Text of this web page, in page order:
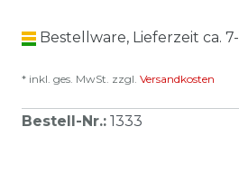
Bestellware, Lieferzeit ca.
* inkl. ges. MwSt. zzgl. Versandkosten
Bestell-Nr.: 1333